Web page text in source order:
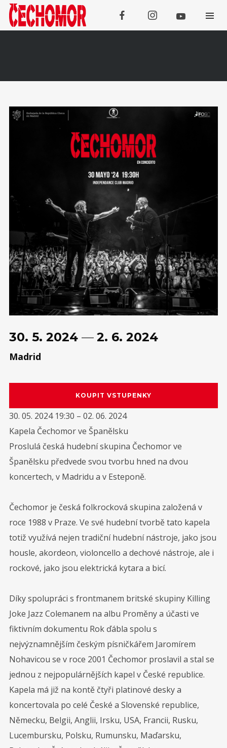
Koncerty
SRPEN
08 Třebívlice
SRPEN
Tachov
SRPEN
13 Galanta
SRPEN
14 Lipno
SRPEN
15 Všetice
Sledujte nás na
30. 5. 2024 — 2. 6. 2024
Madrid
30. 05. 2024 19:30 – 02. 06. 2024
Kapela Čechomor ve Španělsku
Proslulá česká hudební skupina Čechomor ve
Španělsku předvede svou tvorbu hned na dvou
koncertech, v Madridu a v Esteponě.
Čechomor je česká folkrocková skupina založená v
roce 1988 v Praze. Ve své hudební tvorbě tato kapela
totiž využívá nejen tradiční hudební nástroje, jako jsou
housle, akordeon, violoncello a dechové nástroje, ale i
rockové, jako jsou elektrická kytara a bicí.
Díky spolupráci s frontmanem britské skupiny Killing
Joke Jazz Colemanem na albu Proměny a účasti ve
fiktivním dokumentu Rok ďábla spolu s
nejvýznamnějším českým písničkářem Jaromírem
Nohavicou se v roce 2001 Čechomor proslavil a stal se
jednou z nejpopulárnějších kapel v České republice.
Kapela má již na kontě čtyři platinové desky a
koncertovala po celé České a Slovenské republice,
Německu, Belgii, Anglii, Irsku, USA, Francii, Rusku,
Lucembursku, Polsku, Rumunsku, Maďarsku,